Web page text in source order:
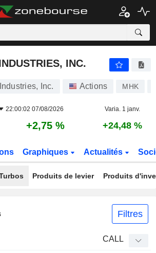
INC.
INC.
Inc. Actions MHK
22:00:02 07/08/2026 Varia. 1 janv.
+2,75 % +24,48 %
Graphiques Actualités
Produits de levier Produits
Filtres
CALL